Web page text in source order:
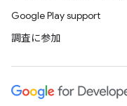
Google Play support
調査に参加